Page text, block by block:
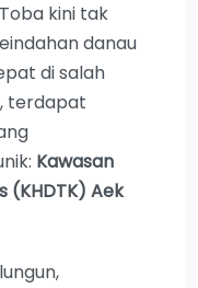
kini tak
danau
di salah
terdapat
Kawasan
(KHDTK) Aek